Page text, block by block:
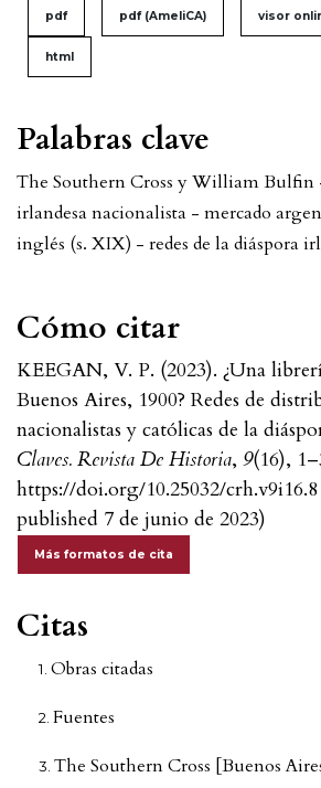
Palabras clave
The Southern Cross y William Bulfin
irlandesa nacionalista - mercado
inglés (s. XIX) - redes de la diáspora
Cómo citar
KEEGAN, V. P. (2023). ¿Una
Buenos Aires, 1900? Redes de
nacionalistas y católicas de la
Claves. Revista De Historia, 9(16),
https://doi.org/10.25032/
published 7 de junio de 2023)
Más formatos de cita
pdf pdf (AmeliCA) visor
html
Citas
Obras citadas
Fuentes
The Southern Cross [Buenos